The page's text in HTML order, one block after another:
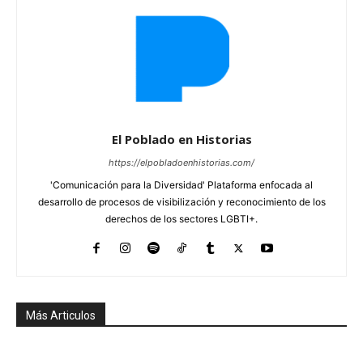
El Poblado en Historias
https://elpobladoenhistorias.com/
'Comunicación para la Diversidad' Plataforma enfocada al
desarrollo de procesos de visibilización y reconocimiento de los
derechos de los sectores LGBTI+.
Más Articulos